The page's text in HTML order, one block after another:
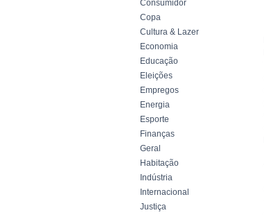
Consumidor
Copa
Cultura & Lazer
Economia
Educação
Eleições
Empregos
Energia
Esporte
Finanças
Geral
Habitação
Indústria
Internacional
Justiça